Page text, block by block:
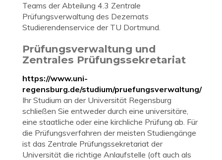
Teams der Abteilung 4.3 Zentrale
Prüfungsverwaltung des Dezernats
Studierendenservice der TU Dortmund.
Prüfungsverwaltung und
Zentrales Prüfungssekretariat
https://www.uni-
regensburg.de/studium/pruefungsverwaltung/
Ihr Studium an der Universität Regensburg
schließen Sie entweder durch eine universitäre,
eine staatliche oder eine kirchliche Prüfung ab. Für
die Prüfungsverfahren der meisten Studiengänge
ist das Zentrale Prüfungssekretariat der
Universität die richtige Anlaufstelle (oft auch als